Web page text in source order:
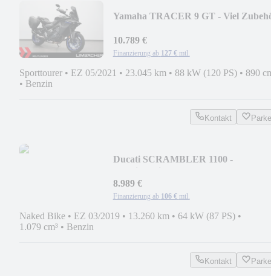
Yamaha TRACER 9 GT - Viel
10.789 €
Finanzierung ab 127 € mtl.
Sporttourer • EZ 05/2021 • 23.045 km • 88 kW (120 PS) • 890
• Benzin
Kontakt
Ducati SCRAMBLER 1100 -
8.989 €
Finanzierung ab 106 € mtl.
Naked Bike • EZ 03/2019 • 13.260 km • 64 kW (87 PS) •
1.079 cm³ • Benzin
Kontakt